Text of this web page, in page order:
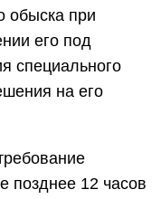
обыска при
его под
специального
на его
позднее 12 часов